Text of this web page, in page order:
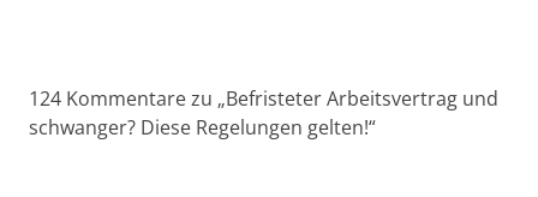
124 Kommentare zu „Befristeter Arbeitsvertrag und
schwanger? Diese Regelungen gelten!“